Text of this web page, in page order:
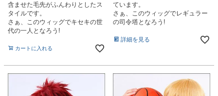
含ませた毛先がふんわりとしたス
タイルです。
さぁ、このウィッグでキセキの世
代の一人となろう!
カートに入れる
ています。
さぁ、このウィッグでレギュラー
の司令塔となろう!
詳細を見る